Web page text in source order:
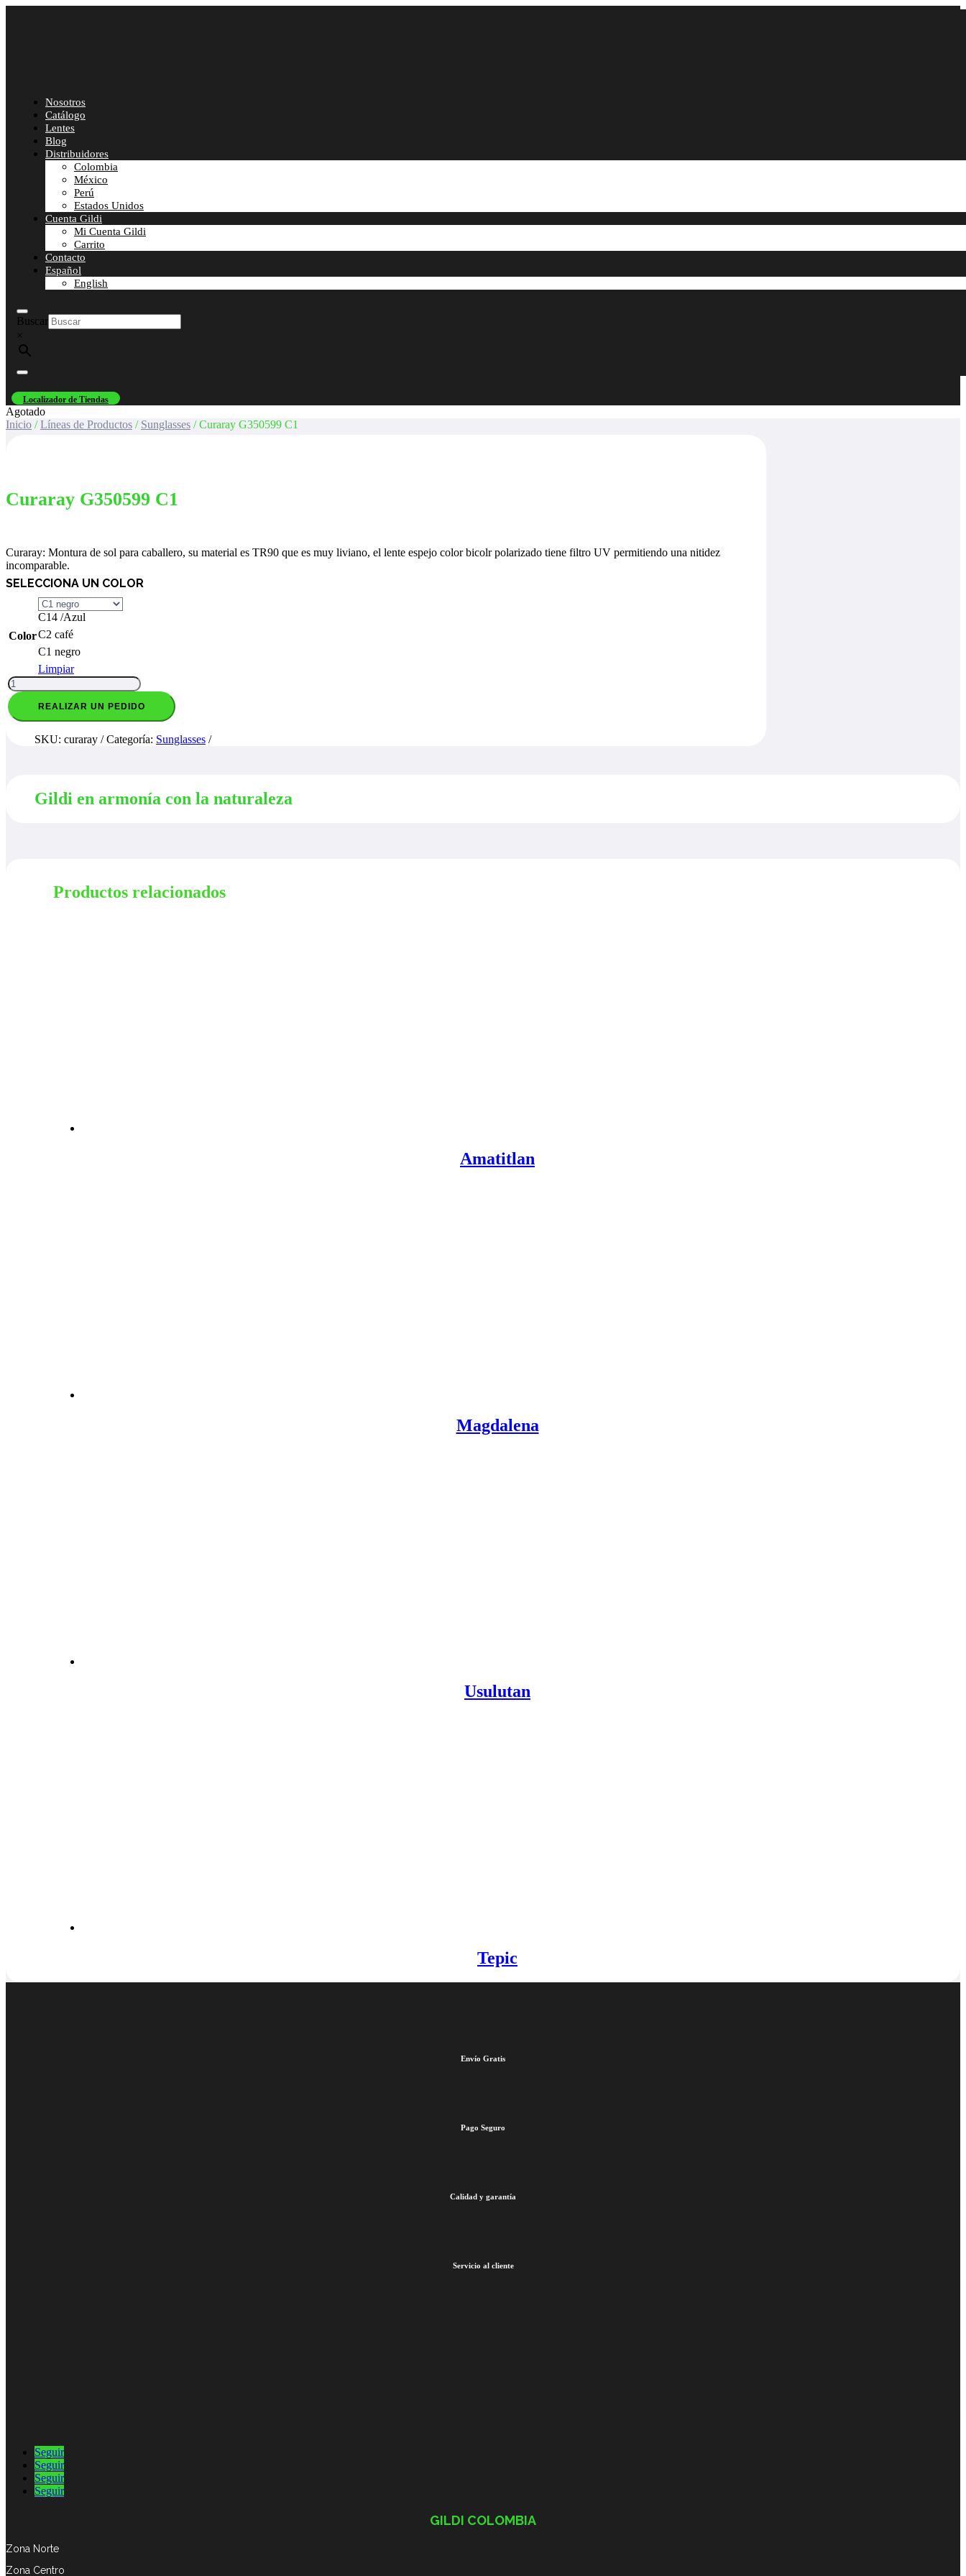
Nosotros
Catálogo
Lentes
Blog
Distribuidores
Colombia
México
Perú
Estados Unidos
Cuenta Gildi
Mi Cuenta Gildi
Carrito
Contacto
Español
English
Buscar
×
Localizador de Tiendas
Agotado
Inicio /Líneas de Productos / Sunglasses / Curaray G350599 C1
Curaray G350599 C1
Curaray: Montura de sol para caballero, su material es TR90 que es muy liviano, el lente espejo color bicolr polarizado tiene filtro UV permitiendo una nitidez
incomparable.
SELECCIONA UN COLOR
Color
C14 /Azul
C2 café
C1 negro
Limpiar
Curaray
G350599
C1
cantidad
REALIZAR UN PEDIDO
SKU: curaray Categoría: Sunglasses
Gildi en armonía con la naturaleza
Productos relacionados
Amatitlan
Magdalena
Usulutan
Tepic
Envío Gratis
Pago Seguro
Calidad y garantía
Servicio al cliente
Seguir
Seguir
Seguir
Seguir
GILDI COLOMBIA
Zona Norte
Zona Centro